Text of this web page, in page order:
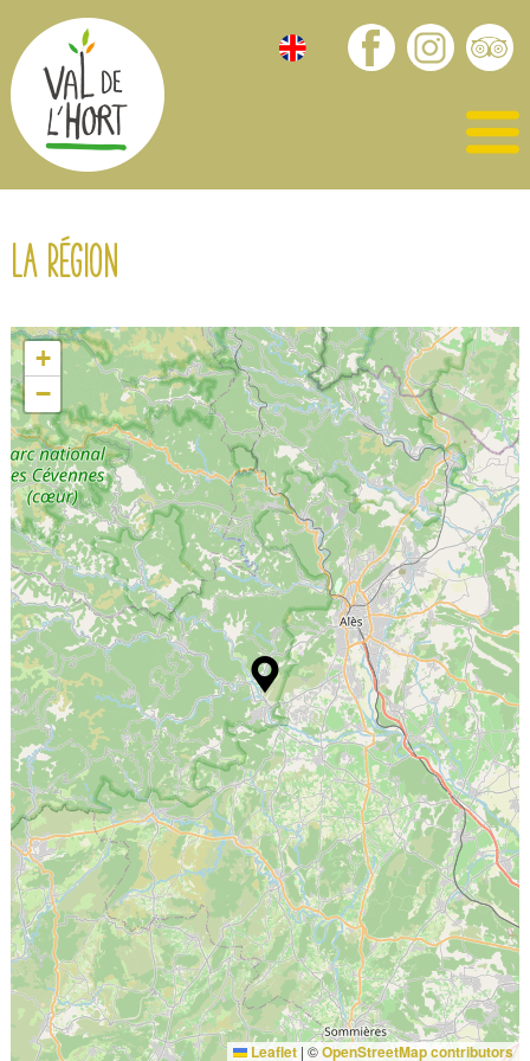
La région
+
−
Leaflet | ©OpenStreetMap contributors